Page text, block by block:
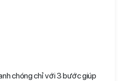
chóng chỉ với 3 bước giúp